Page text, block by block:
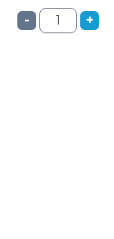
- +